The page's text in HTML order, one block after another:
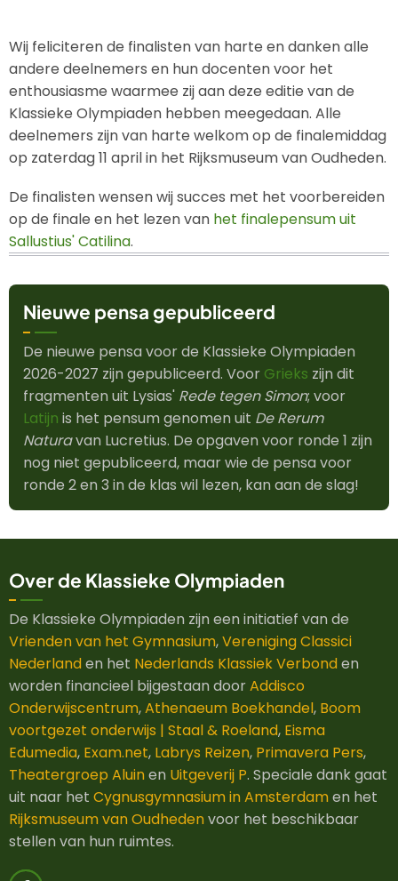
Wij feliciteren de finalisten van harte en danken alle
andere deelnemers en hun docenten voor het
enthousiasme waarmee zij aan deze editie van de
Klassieke Olympiaden hebben meegedaan. Alle
deelnemers zijn van harte welkom op de finalemiddag
op zaterdag 11 april in het Rijksmuseum van Oudheden.
De finalisten wensen wij succes met het voorbereiden
op de finale en het lezen van het finalepensum uit
Sallustius' Catilina.
Nieuwe pensa gepubliceerd
De nieuwe pensa voor de Klassieke Olympiaden
2026-2027 zijn gepubliceerd. Voor Grieks zijn dit
fragmenten uit Lysias' Rede tegen Simon; voor
Latijn is het pensum genomen uit De Rerum
Naturavan Lucretius. De opgaven voor ronde 1 zijn
nog niet gepubliceerd, maar wie de pensa voor
ronde 2 en 3 in de klas wil lezen, kan aan de slag!
Over de Klassieke Olympiaden
De Klassieke Olympiaden zijn een initiatief van de
Vrienden van het Gymnasium,Vereniging Classici
Nederlanden het Nederlands Klassiek Verbonden
worden financieel bijgestaan doorAddisco
Onderwijscentrum,Athenaeum Boekhandel, Boom
voortgezet onderwijs | Staal & Roeland, Eisma
Edumedia, Exam.net, Labrys Reizen, Primavera Pers,
Theatergroep Aluinen Uitgeverij P. Speciale dank gaat
uit naar het Cygnusgymnasium in Amsterdamen het
Rijksmuseum van Oudhedenvoor het beschikbaar
stellen van hun ruimtes.